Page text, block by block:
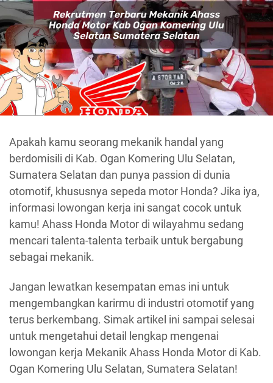
Apakah kamu seorang mekanik handal yang
berdomisili di Kab. Ogan Komering Ulu Selatan,
Sumatera Selatan dan punya passion di dunia
otomotif, khususnya sepeda motor Honda? Jika iya,
informasi lowongan kerja ini sangat cocok untuk
kamu! Ahass Honda Motor di wilayahmu sedang
mencari talenta-talenta terbaik untuk bergabung
sebagai mekanik.
Jangan lewatkan kesempatan emas ini untuk
mengembangkan karirmu di industri otomotif yang
terus berkembang. Simak artikel ini sampai selesai
untuk mengetahui detail lengkap mengenai
lowongan kerja Mekanik Ahass Honda Motor di Kab.
Ogan Komering Ulu Selatan, Sumatera Selatan!